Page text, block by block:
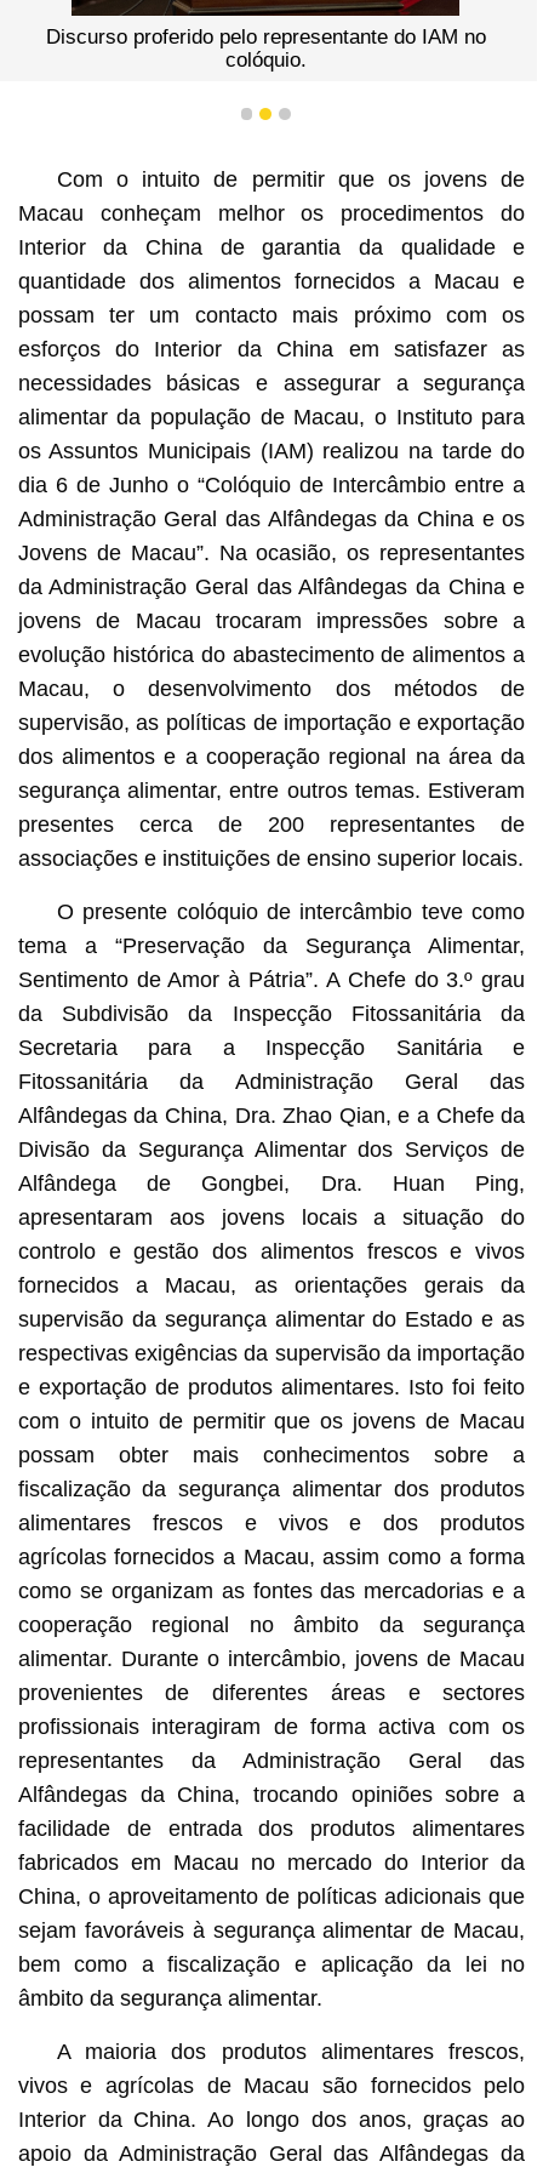
Discurso proferido pelo representante do IAM no
colóquio.
1 2 3
Com o intuito de permitir que os jovens de
Macau conheçam melhor os procedimentos do
Interior da China de garantia da qualidade e
quantidade dos alimentos fornecidos a Macau e
possam ter um contacto mais próximo com os
esforços do Interior da China em satisfazer as
necessidades básicas e assegurar a segurança
alimentar da população de Macau, o Instituto para
os Assuntos Municipais (IAM) realizou na tarde do
dia 6 de Junho o “Colóquio de Intercâmbio entre a
Administração Geral das Alfândegas da China e os
Jovens de Macau”. Na ocasião, os representantes
da Administração Geral das Alfândegas da China e
jovens de Macau trocaram impressões sobre a
evolução histórica do abastecimento de alimentos a
Macau, o desenvolvimento dos métodos de
supervisão, as políticas de importação e exportação
dos alimentos e a cooperação regional na área da
segurança alimentar, entre outros temas. Estiveram
presentes cerca de 200 representantes de
associações e instituições de ensino superior locais.
O presente colóquio de intercâmbio teve como
tema a “Preservação da Segurança Alimentar,
Sentimento de Amor à Pátria”. A Chefe do 3.º grau
da Subdivisão da Inspecção Fitossanitária da
Secretaria para a Inspecção Sanitária e
Fitossanitária da Administração Geral das
Alfândegas da China, Dra. Zhao Qian, e a Chefe da
Divisão da Segurança Alimentar dos Serviços de
Alfândega de Gongbei, Dra. Huan Ping,
apresentaram aos jovens locais a situação do
controlo e gestão dos alimentos frescos e vivos
fornecidos a Macau, as orientações gerais da
supervisão da segurança alimentar do Estado e as
respectivas exigências da supervisão da importação
e exportação de produtos alimentares. Isto foi feito
com o intuito de permitir que os jovens de Macau
possam obter mais conhecimentos sobre a
fiscalização da segurança alimentar dos produtos
alimentares frescos e vivos e dos produtos
agrícolas fornecidos a Macau, assim como a forma
como se organizam as fontes das mercadorias e a
cooperação regional no âmbito da segurança
alimentar. Durante o intercâmbio, jovens de Macau
provenientes de diferentes áreas e sectores
profissionais interagiram de forma activa com os
representantes da Administração Geral das
Alfândegas da China, trocando opiniões sobre a
facilidade de entrada dos produtos alimentares
fabricados em Macau no mercado do Interior da
China, o aproveitamento de políticas adicionais que
sejam favoráveis à segurança alimentar de Macau,
bem como a fiscalização e aplicação da lei no
âmbito da segurança alimentar.
A maioria dos produtos alimentares frescos,
vivos e agrícolas de Macau são fornecidos pelo
Interior da China. Ao longo dos anos, graças ao
apoio da Administração Geral das Alfândegas da